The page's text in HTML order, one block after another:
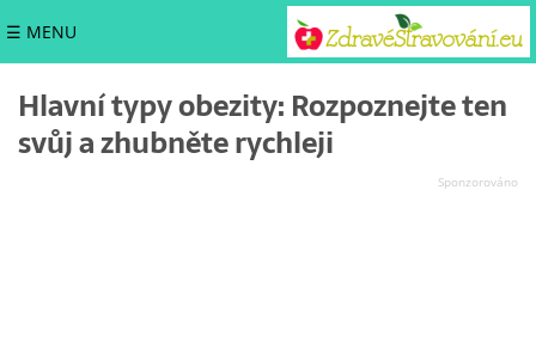
☰ MENU
Hlavní typy obezity: Rozpoznejte ten
svůj a zhubněte rychleji